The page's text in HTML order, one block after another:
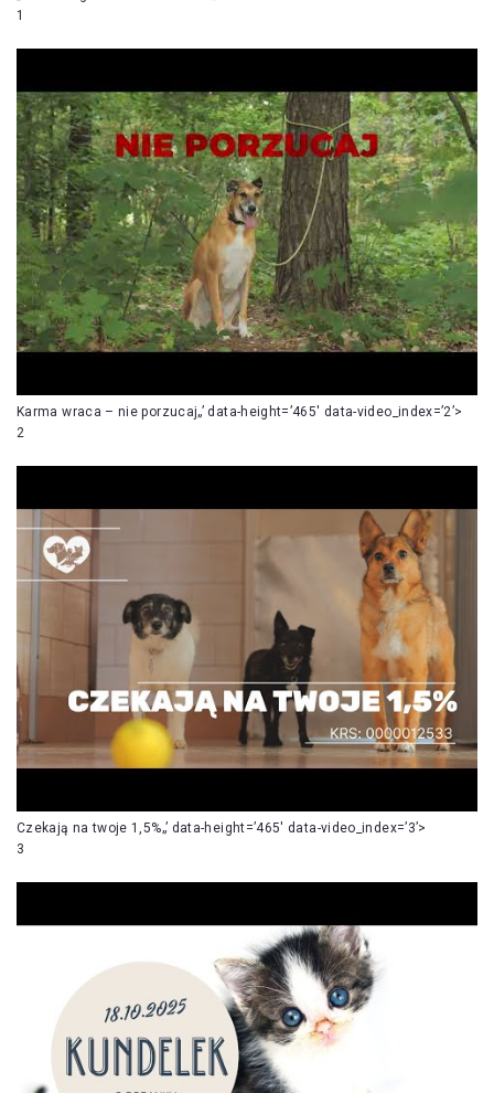
1
Karma wraca – nie porzucaj„’ data-height=’465′ data-video_index=’2’>
2
Czekają na twoje 1,5%„’ data-height=’465′ data-video_index=’3’>
3